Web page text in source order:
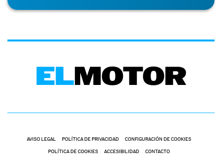
AVISO LEGAL POLÍTICA DE PRIVACIDAD CONFIGURACIÓN DE COOKIES
POLÍTICA DE COOKIES ACCESIBILIDAD CONTACTO